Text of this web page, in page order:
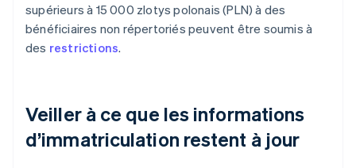
supérieurs à 15 000 zlotys polonais (PLN) à des
bénéficiaires non répertoriés peuvent être soumis à
des restrictions.
Veiller à ce que les informations
d’immatriculation restent à jour